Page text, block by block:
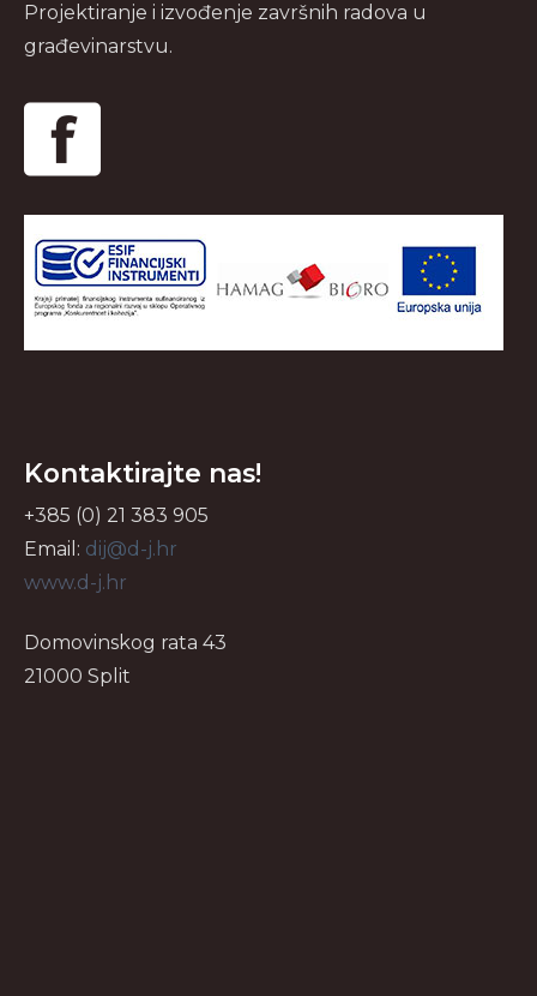
Projektiranje i izvođenje završnih radova u
građevinarstvu.
Kontaktirajte nas!
+385 (0) 21 383 905
Email: dij@d-j.hr
www.d-j.hr
Domovinskog rata 43
21000 Split